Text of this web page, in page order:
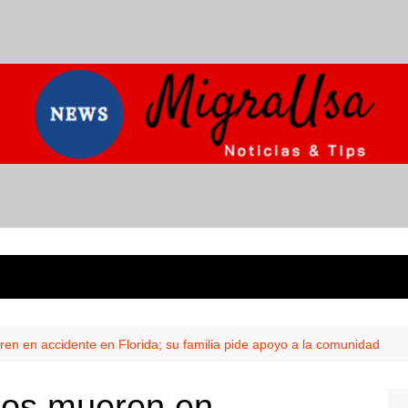
en accidente en Florida; su familia pide apoyo a la comunidad